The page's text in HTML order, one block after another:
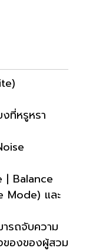
ที่หรูหรา
| Balance
และ
รถจับความ
ของของผู้สวม